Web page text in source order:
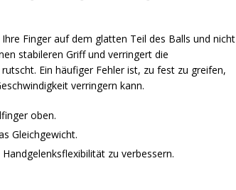
Finger auf dem glatten Teil des Balls und nicht
stabileren Griff und verringert die
Ein häufiger Fehler ist, zu fest zu greifen,
verringern kann.
oben.
Gleichgewicht.
zu verbessern.